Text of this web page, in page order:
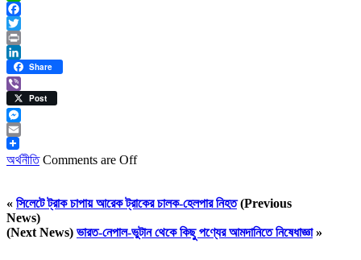
WhatsApp
Facebook
Twitter
Print
LinkedIn
Share
ViberPost
Messenger
Email
অর্থনীতি Comments are Off
« সিলেটে ট্রাক চাপায় আরেক ট্রাকের চালক-হেলপার নিহত(Previous
News)
(Next News) ভারত-নেপাল-ভুটান থেকে কিছু পণ্যের আমদানিতে নিষেধাজ্ঞা»